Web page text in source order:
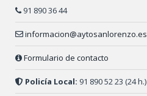
91 890 36 44
informacion@aytosanlorenzo.es
Formulario de contacto
Policía Local: 91 890 52 23 (24 h.)